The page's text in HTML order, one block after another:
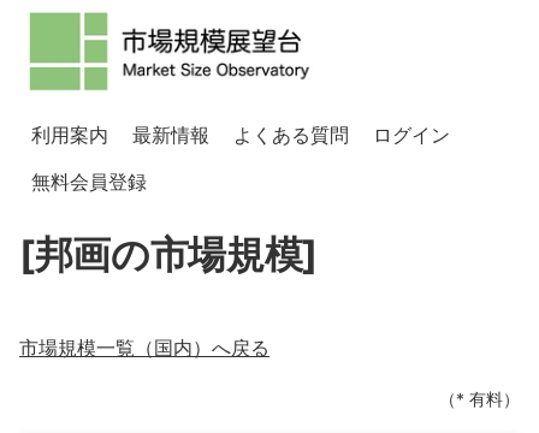
利用案内 最新情報 よくある質問
ログイン
無料会員登録
[邦画の市場規模]
市場規模一覧（国内）へ戻る
（* 有料）